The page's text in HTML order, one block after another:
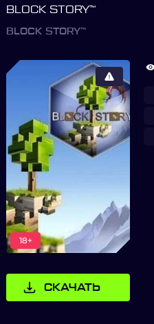
BLOCK STORY™
BLOCK STORY™
18+
СКАЧАТЬ